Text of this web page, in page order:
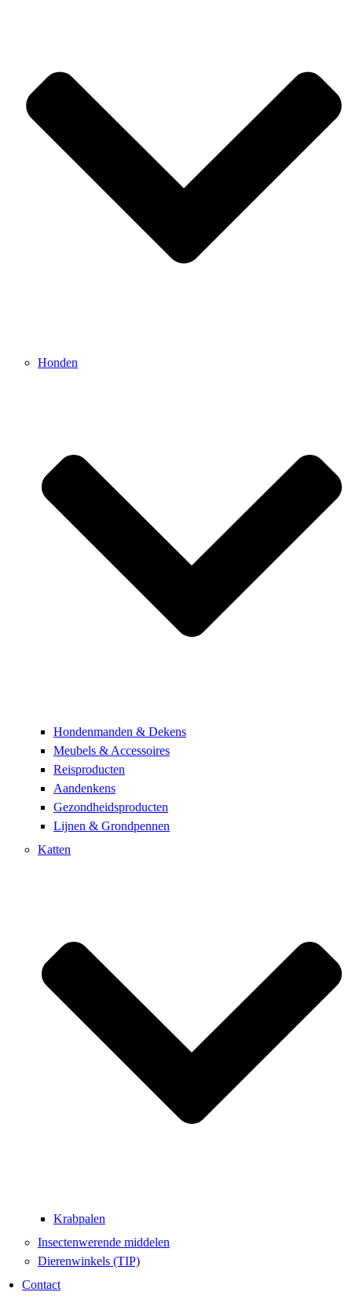
Honden
Hondenmanden & Dekens
Meubels & Accessoires
Reisproducten
Aandenkens
Gezondheidsproducten
Lijnen & Grondpennen
Katten
Krabpalen
Insectenwerende middelen
Dierenwinkels (TIP)
Contact